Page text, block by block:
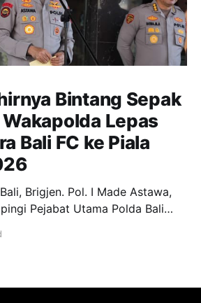
Bintang Sepak
Lepas
Bali FC ke Piala
Brigjen. Pol. I Made Astawa,
Pejabat Utama Polda Bali
Turnamen Piala Soeratin U-